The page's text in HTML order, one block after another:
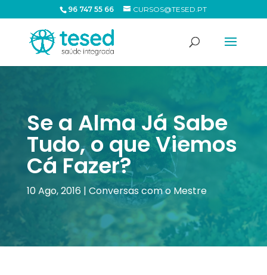
96 747 55 66 CURSOS@TESED.PT
Se a Alma Já Sabe
Tudo, o que Viemos
Cá Fazer?
10 Ago, 2016 | Conversas com o Mestre